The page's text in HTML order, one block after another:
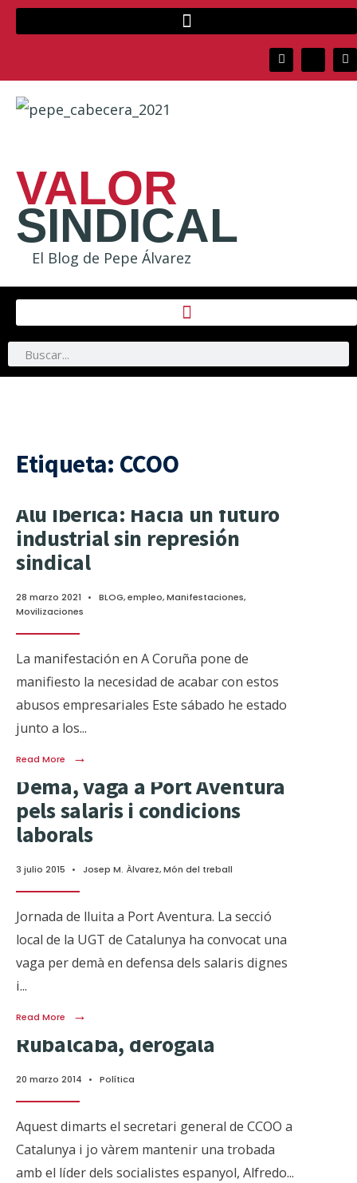
VALOR
SINDICAL
El Blog de Pepe Álvarez
Etiqueta: CCOO
Alu Ibérica: Hacia un futuro
industrial sin represión
sindical
28 marzo 2021 • BLOG,empleo,Manifestaciones,
Movilizaciones
La manifestación en A Coruña pone de
manifiesto la necesidad de acabar con estos
abusos empresariales Este sábado he estado
junto a los...
Read More →
Dema, vaga a Port Aventura
pels salaris i condicions
laborals
3 julio 2015 • Josep M. Àlvarez,Món del treball
Jornada de lluita a Port Aventura. La secció
local de la UGT de Catalunya ha convocat una
vaga per demà en defensa dels salaris dignes
i...
Read More →
Rubalcaba, derógala
20 marzo 2014 • Política
Aquest dimarts el secretari general de CCOO a
Catalunya i jo vàrem mantenir una trobada
amb el líder dels socialistes espanyol, Alfredo...